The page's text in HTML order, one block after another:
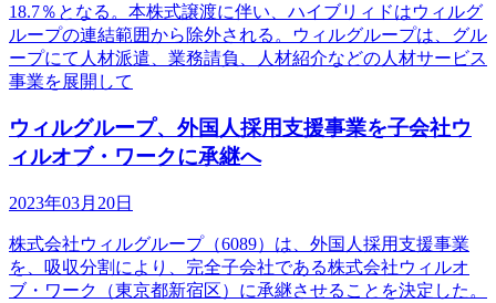
18.7％となる。本株式譲渡に伴い、ハイブリィドはウィルグ
ループの連結範囲から除外される。ウィルグループは、グル
ープにて人材派遣、業務請負、人材紹介などの人材サービス
事業を展開して
ウィルグループ、外国人採用支援事業を子会社ウ
ィルオブ・ワークに承継へ
2023年03月20日
株式会社ウィルグループ（6089）は、外国人採用支援事業
を、吸収分割により、完全子会社である株式会社ウィルオ
ブ・ワーク（東京都新宿区）に承継させることを決定した。